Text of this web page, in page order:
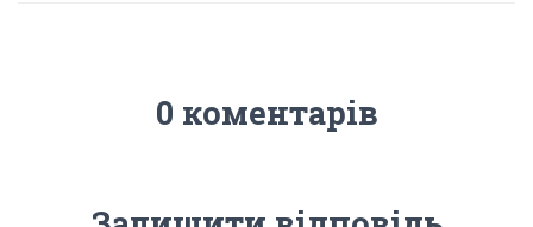
0 коментарів